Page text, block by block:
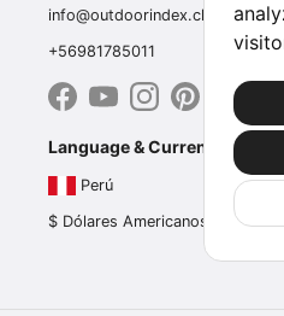
info@outdoorindex.cl
+56981785011
Language & Currency
Perú
$ Dólares Americanos (USD)